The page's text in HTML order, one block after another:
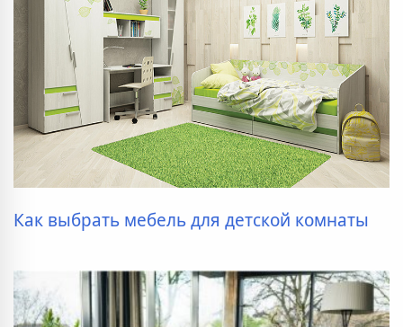
Как выбрать мебель для детской комнаты